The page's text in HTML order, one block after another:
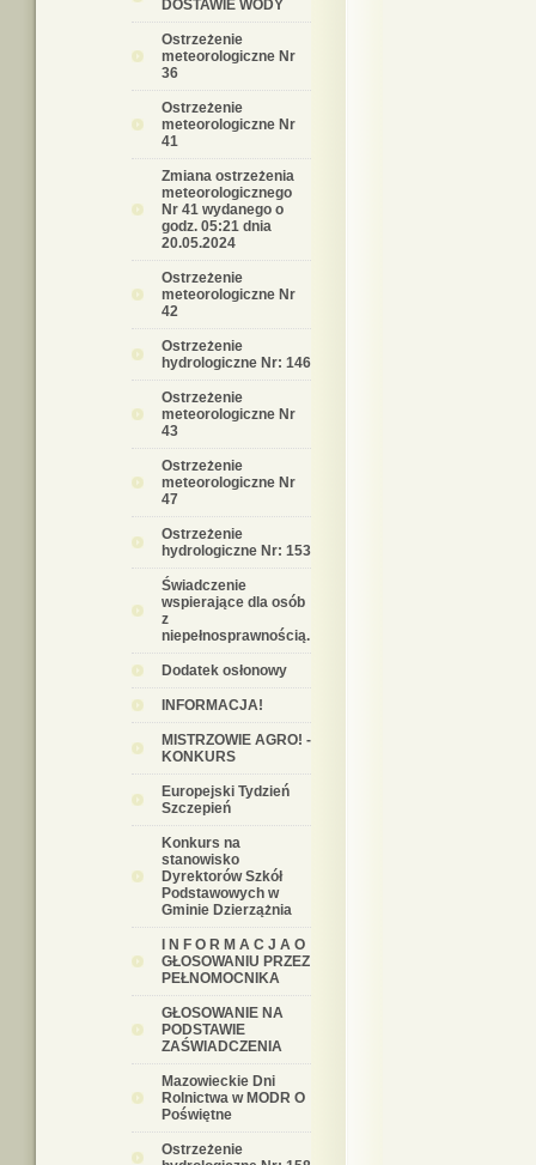
DOSTAWIE WODY
Ostrzeżenie
meteorologiczne Nr
36
Ostrzeżenie
meteorologiczne Nr
41
Zmiana ostrzeżenia
meteorologicznego
Nr 41 wydanego o
godz. 05:21 dnia
20.05.2024
Ostrzeżenie
meteorologiczne Nr
42
Ostrzeżenie
hydrologiczne Nr: 146
Ostrzeżenie
meteorologiczne Nr
43
Ostrzeżenie
meteorologiczne Nr
47
Ostrzeżenie
hydrologiczne Nr: 153
Świadczenie
wspierające dla osób
z
niepełnosprawnością.
Dodatek osłonowy
INFORMACJA!
MISTRZOWIE AGRO! -
KONKURS
Europejski Tydzień
Szczepień
Konkurs na
stanowisko
Dyrektorów Szkół
Podstawowych w
Gminie Dzierzążnia
I N F O R M A C J A O
GŁOSOWANIU PRZEZ
PEŁNOMOCNIKA
GŁOSOWANIE NA
PODSTAWIE
ZAŚWIADCZENIA
Mazowieckie Dni
Rolnictwa w MODR O
Poświętne
Ostrzeżenie